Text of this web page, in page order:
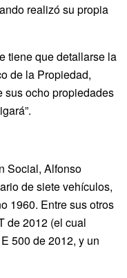
realizó su propia
tiene que detallarse la
de la Propiedad,
sus ocho propiedades
Social, Alfonso
de siete vehículos,
1960. Entre sus otros
de 2012 (el cual
500 de 2012, y un